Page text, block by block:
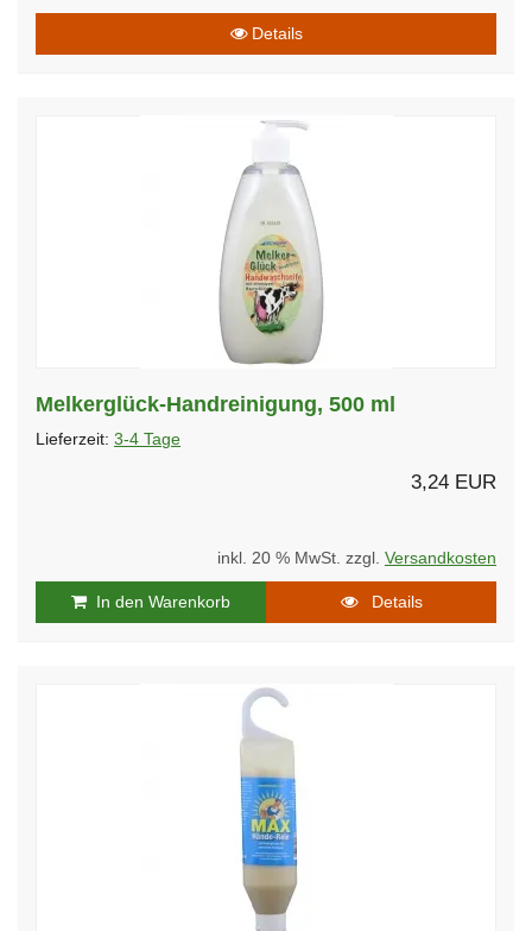
Details
Melkerglück-Handreinigung, 500 ml
Lieferzeit: 3-4 Tage
3,24 EUR
inkl. 20 % MwSt. zzgl. Versandkosten
In den Warenkorb Details